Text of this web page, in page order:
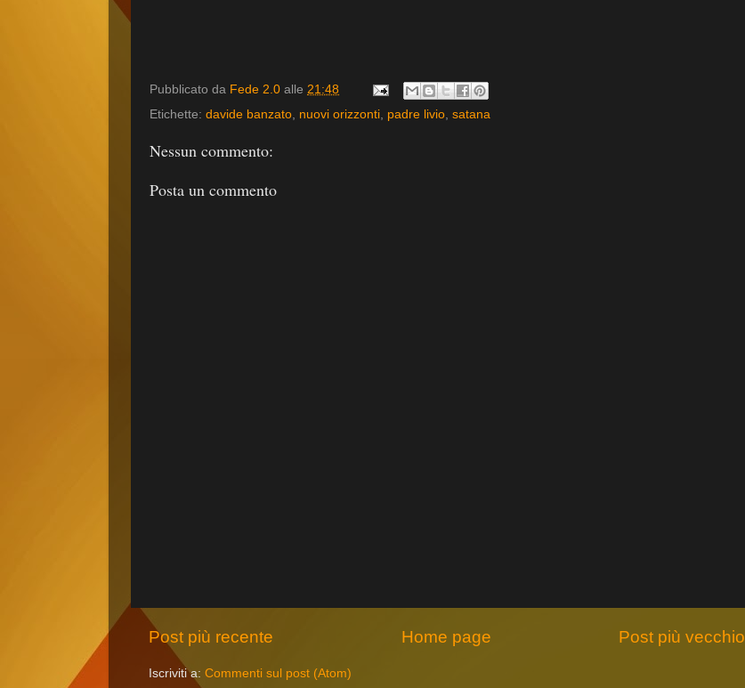
Pubblicato da Fede 2.0 alle 21:48
Etichette: davide banzato, nuovi orizzonti, padre livio, satana
Nessun commento:
Posta un commento
Post più recente Post più vecchio
Home page
Iscriviti a: Commenti sul post (Atom)